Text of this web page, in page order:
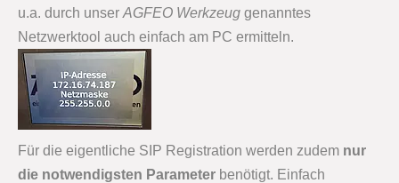
u.a. durch unser AGFEO Werkzeug genanntes
Netzwerktool auch einfach am PC ermitteln.
Für die eigentliche SIP Registration werden zudem nur
die notwendigsten Parameter benötigt. Einfach